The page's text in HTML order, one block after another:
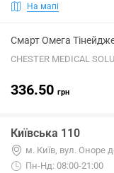
На мапі
Смарт Омега
CHESTER MEDICAL
336.50 грн
Київська 110
м. Київ, вул. Оноре
Пн-Нд: 08:00-21:00